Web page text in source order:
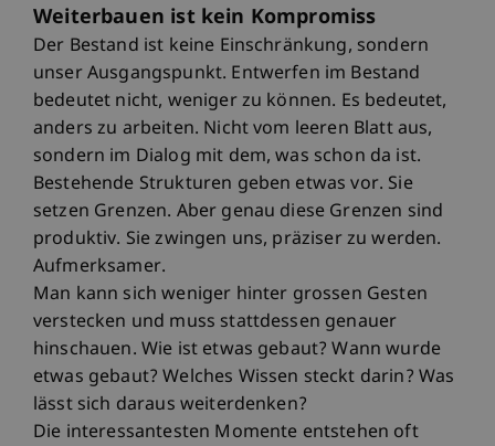
Weiterbauen ist kein Kompromiss
Der Bestand ist keine Einschränkung, sondern
unser Ausgangspunkt. Entwerfen im Bestand
bedeutet nicht, weniger zu können. Es bedeutet,
anders zu arbeiten. Nicht vom leeren Blatt aus,
sondern im Dialog mit dem, was schon da ist.
Bestehende Strukturen geben etwas vor. Sie
setzen Grenzen. Aber genau diese Grenzen sind
produktiv. Sie zwingen uns, präziser zu werden.
Aufmerksamer.
Man kann sich weniger hinter grossen Gesten
verstecken und muss stattdessen genauer
hinschauen. Wie ist etwas gebaut? Wann wurde
etwas gebaut? Welches Wissen steckt darin? Was
lässt sich daraus weiterdenken?
Die interessantesten Momente entstehen oft